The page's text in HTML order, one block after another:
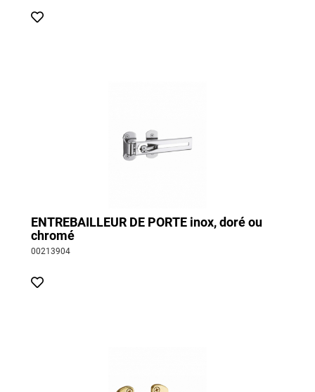
ENTREBAILLEUR DE PORTE inox, doré ou
chromé
00213904